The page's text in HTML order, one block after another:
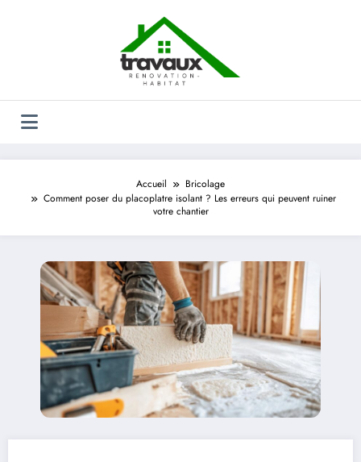
Accueil
Bricolage
Comment poser du placoplatre isolant ? Les erreurs qui peuvent ruiner
votre chantier